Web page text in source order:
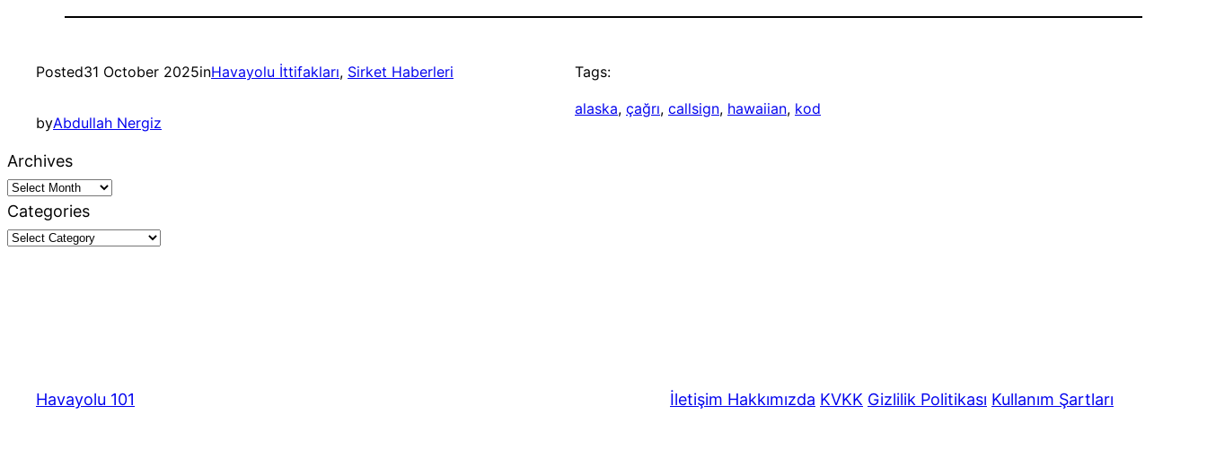
Posted31 October 2025inHavayolu İttifakları, Sirket Haberleri
byAbdullah Nergiz
Tags:
alaska, çağrı, callsign, hawaiian, kod
Archives
Categories
Havayolu 101 İletişim Hakkımızda KVKK Gizlilik Politikası Kullanım Şartları